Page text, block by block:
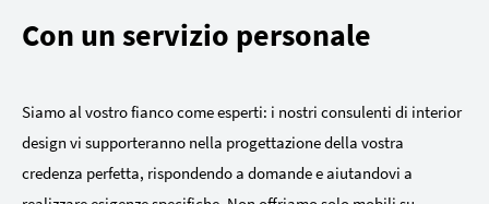
Con un servizio personale
Siamo al vostro fianco come esperti: i nostri consulenti di interior
design vi supporteranno nella progettazione della vostra
credenza perfetta, rispondendo a domande e aiutandovi a